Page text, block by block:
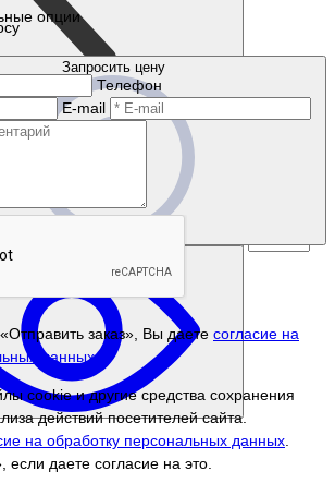
Запросить цену
опции
Телефон
E-mail
заказ», Вы даете согласие на
данных.
cookie и другие средства сохранения
действий посетителей сайта.
на обработку персональных данных
даете согласие на это.